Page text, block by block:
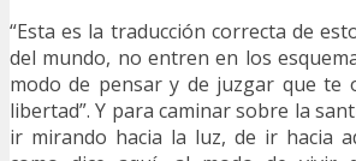
“Esta es la traducción correcta de
del mundo, no entren en los
modo de pensar y de juzgar que
libertad”. Y para caminar sobre la
ir mirando hacia la luz, de ir hacia